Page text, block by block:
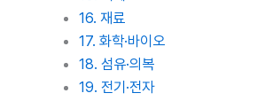
16. 재료
17. 화학·바이오
18. 섬유·의복
19. 전기·전자